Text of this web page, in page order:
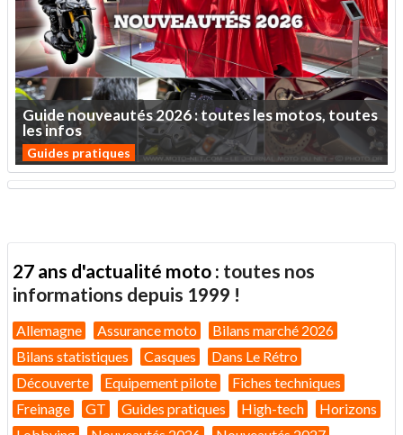
Guidenouveautés2026:touteslesmotos,toutes
lesinfos
Guides pratiques
27 ans d'actualité moto : toutes nos
informations depuis 1999 !
Allemagne Assurance moto
Bilans marché 2026
Bilans statistiques
Casques
Dans Le Rétro
Découverte
Equipement pilote
Fiches techniques
Freinage
GT Guides pratiques High-tech
Horizons